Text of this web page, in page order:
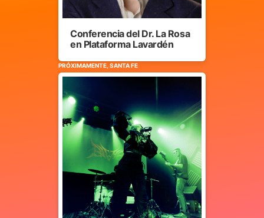
Conferencia del Dr. La Rosa
en Plataforma Lavardén
PRÓXIMAMENTE, SANTA FE